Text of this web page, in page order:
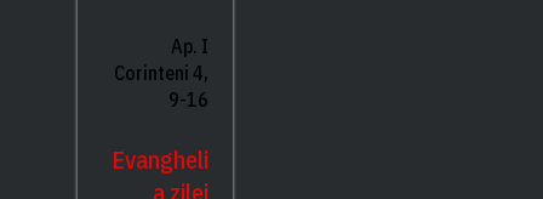
Ap. I
Corinteni 4,
9-16
Evangheli